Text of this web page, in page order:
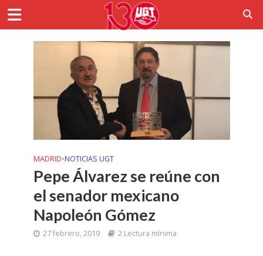
MADRID•NOTICIAS UGT
Pepe Álvarez se reúne con
el senador mexicano
Napoleón Gómez
27 febrero, 2019 2 Lectura mínima